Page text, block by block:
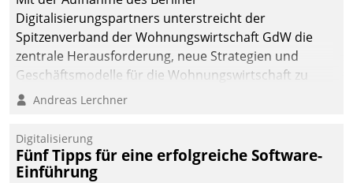
Digitalisierungspartners unterstreicht der
Spitzenverband der Wohnungswirtschaft GdW die
zentrale Herausforderung, neue Strategien und
Geschäftsmodelle für die Wohnungswirtschaft zu
entwickeln.
Andreas Lerchner
Digitalisierung
Fünf Tipps für eine erfolgreiche Software-
Einführung